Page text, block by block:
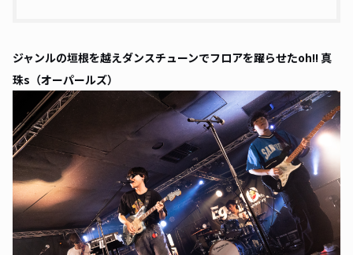
ジャンルの垣根を越えダンスチューンでフロアを躍らせたoh!! 真
珠s（オーパールズ）